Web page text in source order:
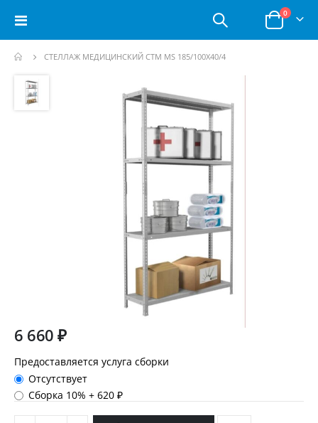
Toggle
Корзина
0позиции
СТЕЛЛАЖ МЕДИЦИНСКИЙ СТМ MS 185/100Х40/4
Пропустить
перейти
6 660 ₽
Предоставляется услуга сборки
Отсутствует
Сборка 10%+620 ₽